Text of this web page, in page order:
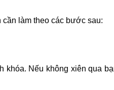
làm theo các bước sau:
Nếu không xiên qua